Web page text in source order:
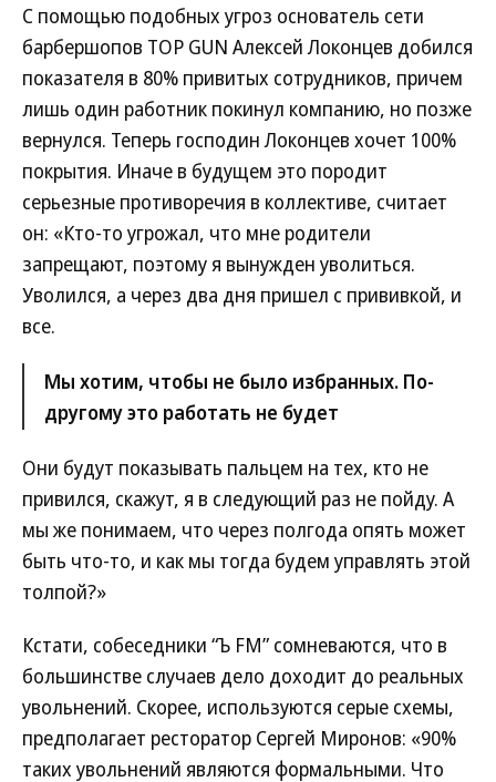
С помощью подобных угроз основатель сети
барбершопов TOP GUN Алексей Локонцев добился
показателя в 80% привитых сотрудников, причем
лишь один работник покинул компанию, но позже
вернулся. Теперь господин Локонцев хочет 100%
покрытия. Иначе в будущем это породит
серьезные противоречия в коллективе, считает
он: «Кто-то угрожал, что мне родители
запрещают, поэтому я вынужден уволиться.
Уволился, а через два дня пришел с прививкой, и
все.
Мы хотим, чтобы не было избранных. По-
другому это работать не будет
Они будут показывать пальцем на тех, кто не
привился, скажут, я в следующий раз не пойду. А
мы же понимаем, что через полгода опять может
быть что-то, и как мы тогда будем управлять этой
толпой?»
Кстати, собеседники “Ъ FM” сомневаются, что в
большинстве случаев дело доходит до реальных
увольнений. Скорее, используются серые схемы,
предполагает ресторатор Сергей Миронов: «90%
таких увольнений являются формальными. Что